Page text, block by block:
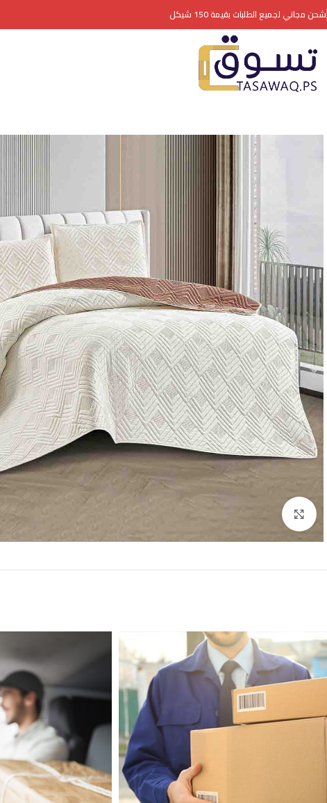
شحن مجاني لجميع الطلبات بقيمة 150 شيكل
Click to enlarge